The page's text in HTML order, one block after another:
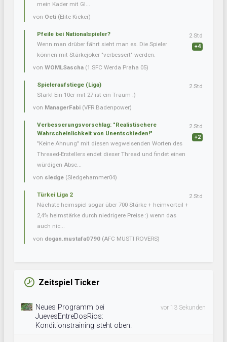
mein Kader mit Gl...
von Octi (Elite Kicker)
Pfeile bei Nationalspieler?
Wenn man drüber fährt sieht man es. Die Spieler
können mit Stärkejoker "verbessert" werden.
von WOMLSascha (1.SFC Werda Praha 05)
2 Std
+4
Spieleraufstiege (Liga)
Stark! Ein 10er mit 27 ist ein Traum :)
von ManagerFabi (VFR Badenpower)
2 Std
Verbesserungsvorschlag: "Realistischere
Wahrscheinlichkeit von Unentschieden!"
"Keine Ahnung" mit diesen wegweisenden Worten des
Threaed-Erstellers endet dieser Thread und findet einen
würdigen Absc...
von sledge (Sledgehammer04)
2 Std
+2
Türkei Liga 2
Nächste heimspiel sogar über 700 Stärke + heimvorteil +
2,4% heimstärke durch niedrigere Preise :) wenn das
auch nic...
von dogan.mustafa0790 (AFC MUSTI ROVERS)
2 Std
Zeitspiel Ticker
Neues Programm bei
JuevesEntreDosRios:
Konditionstraining steht oben.
vor 13 Sekunden